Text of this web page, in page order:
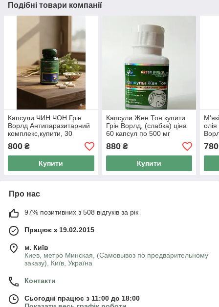
Подібні товари компанії
Капсули ЧИН ЧОН Грін
Ворлд Антипаразитарний
комплекс,купити, 30
капсул по 450 мг.
800 ₴
Купити
Капсули Жен Тон купити
Грін Ворлд, (слабка) ціна
60 капсул по 500 мг
880₴
Купити
мг-
780
Про нас
97% позитивних з 508 відгуків за рік
Працює з 19.02.2015
м. Київ
Киев, метро Минская, (Самовывоз по предварительному
заказу), Київ, Україна
Контакти
Сьогодні працює з 11:00 до 18:00